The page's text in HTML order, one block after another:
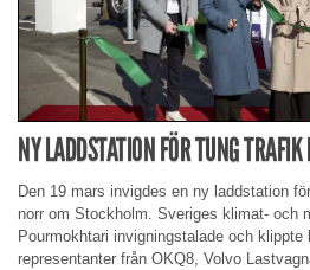
NY LADDSTATION FÖR TUNG
Den 19 mars invigdes en ny laddstation
norr om Stockholm. Sveriges klimat- och
Pourmokhtari invigningstalade och
representanter från OKQ8, Volvo